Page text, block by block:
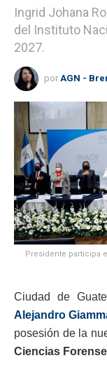
Ingrid Johana
del Instituto
2027.
por AGN -
Presidente participa
Ciudad de
Alejandro
posesión de la
Ciencias